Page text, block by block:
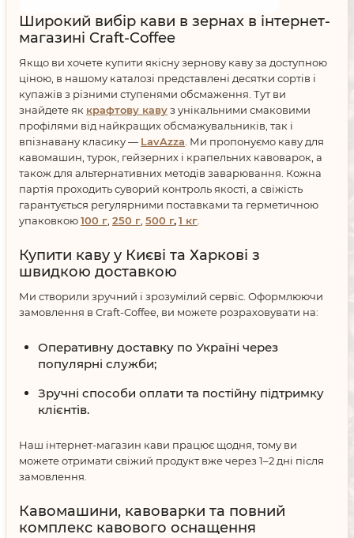
Широкий вибір кави в зернах в інтернет-
магазині Craft-Coffee
Якщо ви хочете купити якісну зернову каву за доступною
ціною, в нашому каталозі представлені десятки сортів і
купажів з різними ступенями обсмаження. Тут ви
знайдете як крафтову кавуз унікальними смаковими
профілями від найкращих обсмажувальників, так і
впізнавану класику — LavAzza. Ми пропонуємо каву для
кавомашин, турок, гейзерних і крапельних кавоварок, а
також для альтернативних методів заварювання. Кожна
партія проходить суворий контроль якості, а свіжість
гарантується регулярними поставками та герметичною
упаковкою100 г, 250 г, 500 г,1 кг.
Купити каву у Києві та Харкові з
швидкою доставкою
Ми створили зручний і зрозумілий сервіс. Оформлюючи
замовлення в Craft-Coffee, ви можете розраховувати на:
Оперативну доставку по Україні через
популярні служби;
Зручні способи оплати та постійну підтримку
клієнтів.
Наш інтернет-магазин кави працює щодня, тому ви
можете отримати свіжий продукт вже через 1–2 дні після
замовлення.
Кавомашини, кавоварки та повний
комплекс кавового оснащення